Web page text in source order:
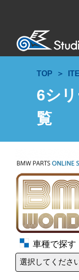
TOP
6シ
覧
車種で探す